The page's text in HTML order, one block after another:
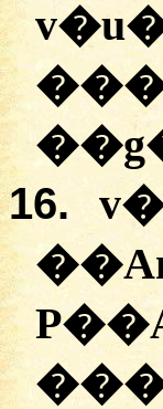
16.